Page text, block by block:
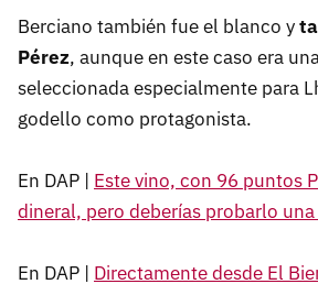
Berciano también fue el blanco y
Pérez, aunque en este caso era
seleccionada especialmente para
godello como protagonista.
En DAP | Este vino, con 96 puntos
dineral, pero deberías probarlo una
En DAP | Directamente desde El